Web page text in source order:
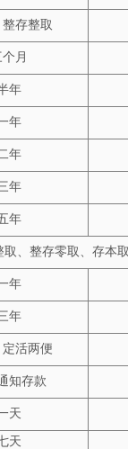
整存整取
月
年
年
年
年
年
取、整存零取、存本
年
年
定活两便
知存款
天
天